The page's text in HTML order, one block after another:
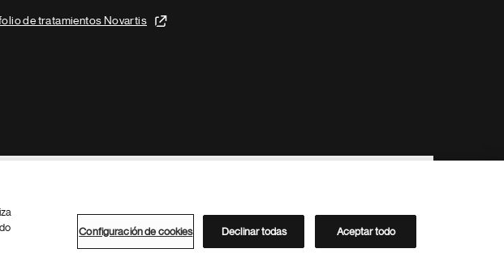
de tratamientos Novartis
Site Search
Directorio de Novartis
Configuración de cookies Declinar todas Aceptar todo